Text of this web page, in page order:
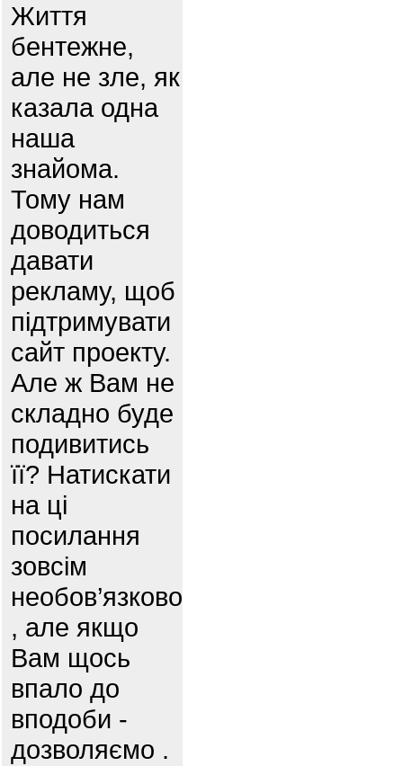
Життя
бентежне,
але не зле, як
казала одна
наша
знайома.
Тому нам
доводиться
давати
рекламу, щоб
підтримувати
сайт проекту.
Але ж Вам не
складно буде
подивитись
її? Натискати
на ці
посилання
зовсім
необов’язково
, але якщо
Вам щось
впало до
вподоби -
дозволяємо .